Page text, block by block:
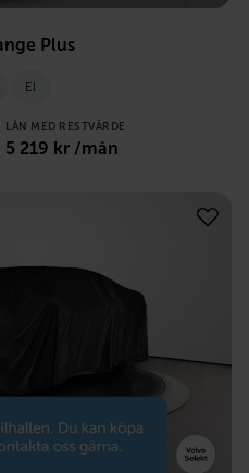
Plus
El
LÅN MED RESTVÄRDE
5 219 kr /mån